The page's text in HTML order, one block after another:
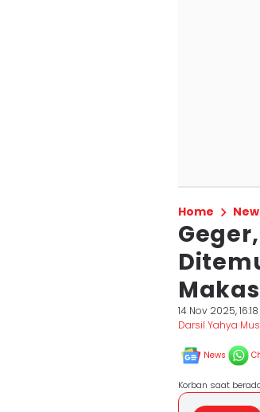
Home
14 Nov 2025,
Darsil Yahya
News
Korban saat